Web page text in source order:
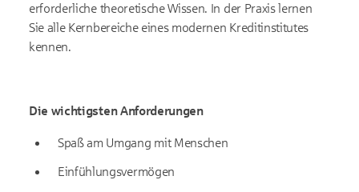
erforderliche theoretische Wissen. In der Praxis lernen
Sie alle Kernbereiche eines modernen Kreditinstitutes
kennen.
Die wichtigsten Anforderungen
Spaß am Umgang mit Menschen
Einfühlungsvermögen